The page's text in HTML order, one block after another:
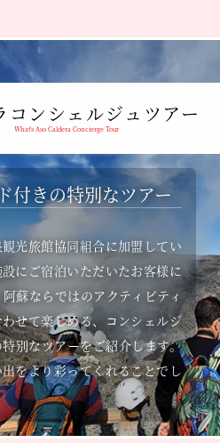
コンシェルジュツアー
What's Aso Caldera Concierge Tour
付きの特別なツアー
光旅館協同組合に加盟してい
にご宿泊いただいたお客様に
蘇ならではのアクティビティ
せて楽しめる、コンシェルジ
別なツアーをご紹介します。
をより彩ってくれることでし